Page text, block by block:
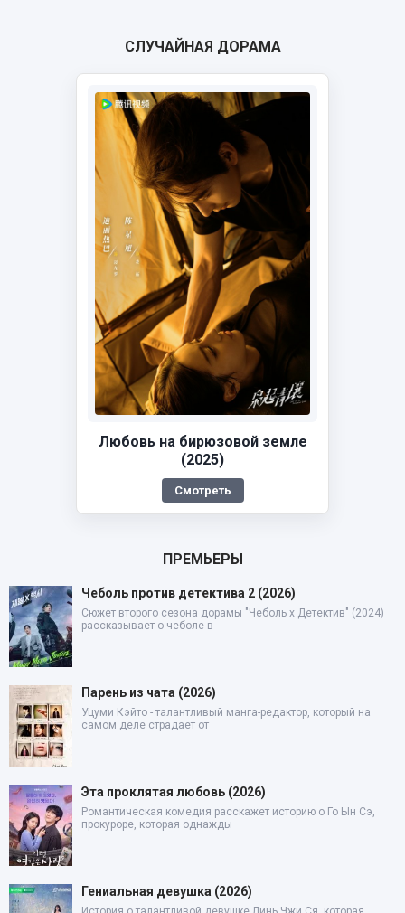
СЛУЧАЙНАЯ ДОРАМА
Любовь на бирюзовой земле
(2025)
Смотреть
ПРЕМЬЕРЫ
Чеболь против детектива 2 (2026)
Сюжет второго сезона дорамы "Чеболь x Детектив" (2024)
рассказывает о чеболе в
Парень из чата (2026)
Уцуми Кэйто - талантливый манга-редактор, который на
самом деле страдает от
Эта проклятая любовь (2026)
Романтическая комедия расскажет историю о Го Ын Сэ,
прокуроре, которая однажды
Гениальная девушка (2026)